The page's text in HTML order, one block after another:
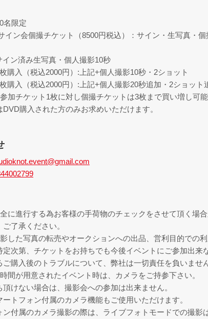
名限定
イン会個撮チケット（8500円税込）：サイン・生写真・
イン済み生写真・個人撮影10秒
購入（税込2000円）:上記+個人撮影10秒・2ショット
購入（税込2000円）:上記+個人撮影20秒追加・2ショット
加チケット1枚に対し個撮チケットは3枚まで買い増し可
購入された方のみお求めいただけます。
に進行する為お客様の手荷物のチェックをさせて頂く場
了承ください。
した写真の転売やオークションへの出品、営利目的での利
次第、チケットをお持ちでも今後イベントにご参加出来
購入後のトラブルについて、弊社は一切責任を負いません
間が用意されたイベント時は、カメラをご持参下さい。
頂けない場合は、撮影会への参加は出来ません。
ートフォン付属のカメラ機能もご使用いただけます。
ン付属のカメラ撮影の際は、ライブフォトモードでの撮影